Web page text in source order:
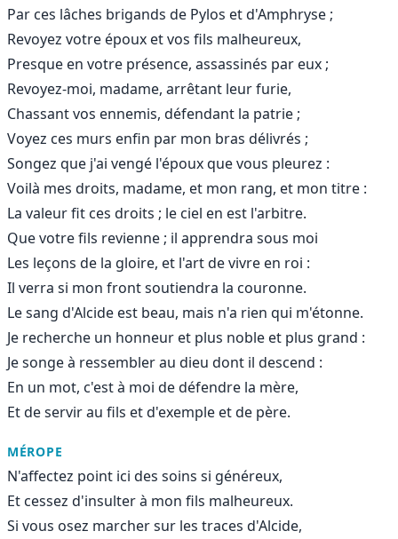
Par ces lâches brigands de Pylos et d'Amphryse ;
Revoyez votre époux et vos fils malheureux,
Presque en votre présence, assassinés par eux ;
Revoyez-moi, madame, arrêtant leur furie,
Chassant vos ennemis, défendant la patrie ;
Voyez ces murs enfin par mon bras délivrés ;
Songez que j'ai vengé l'époux que vous pleurez :
Voilà mes droits, madame, et mon rang, et mon titre :
La valeur fit ces droits ; le ciel en est l'arbitre.
Que votre fils revienne ; il apprendra sous moi
Les leçons de la gloire, et l'art de vivre en roi :
Il verra si mon front soutiendra la couronne.
Le sang d'Alcide est beau, mais n'a rien qui m'étonne.
Je recherche un honneur et plus noble et plus grand :
Je songe à ressembler au dieu dont il descend :
En un mot, c'est à moi de défendre la mère,
Et de servir au fils et d'exemple et de père.
MÉROPE
N'affectez point ici des soins si généreux,
Et cessez d'insulter à mon fils malheureux.
Si vous osez marcher sur les traces d'Alcide,